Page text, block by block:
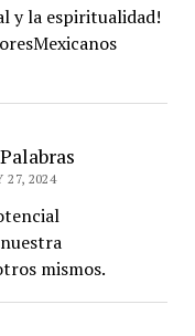
y la espiritualidad!
27, 2024
mismos.